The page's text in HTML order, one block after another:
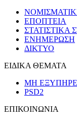
ΕΠΟΠΤΕΙΑ
ΣΤΑΤΙΣΤΙΚΑ
ΕΝΗΜΕΡΩΣΗ
ΔΙΚΤΥΟ
ΕΙΔΙΚΑ ΘΕΜΑΤΑ
ΜΗ
PSD2
ΕΠΙΚΟΙΝΩΝΙΑ